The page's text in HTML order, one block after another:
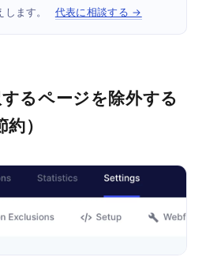
ます。
代表に相談する →
るページを除外する
）